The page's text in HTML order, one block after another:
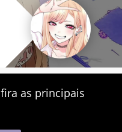
as principais